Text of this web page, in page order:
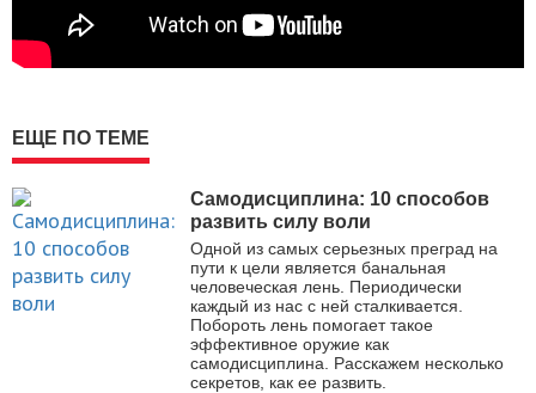
ЕЩЕ ПО ТЕМЕ
Самодисциплина: 10 способов
развить силу воли
Одной из самых серьезных преград на
пути к цели является банальная
человеческая лень. Периодически
каждый из нас с ней сталкивается.
Побороть лень помогает такое
эффективное оружие как
самодисциплина. Расскажем несколько
секретов, как ее развить.